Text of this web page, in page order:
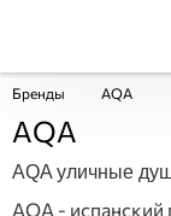
Бренды AQA
AQA
AQA уличные
AQA -